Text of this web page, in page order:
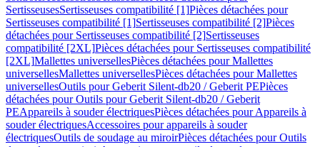
SertisseusesSertisseuses compatibilité [1]Pièces détachées pour
Sertisseuses compatibilité [1]Sertisseuses compatibilité [2]Pièces
détachées pour Sertisseuses compatibilité [2]Sertisseuses
compatibilité [2XL]Pièces détachées pour Sertisseuses compatibilité
[2XL]Mallettes universellesPièces détachées pour Mallettes
universellesMallettes universellesPièces détachées pour Mallettes
universellesOutils pour Geberit Silent-db20 / Geberit PEPièces
détachées pour Outils pour Geberit Silent-db20 / Geberit
PEAppareils à souder électriquesPièces détachées pour Appareils à
souder électriquesAccessoires pour appareils à souder
électriquesOutils de soudage au miroirPièces détachées pour Outils